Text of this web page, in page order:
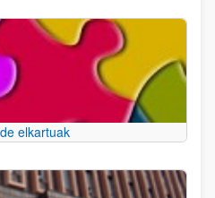
elkartuak